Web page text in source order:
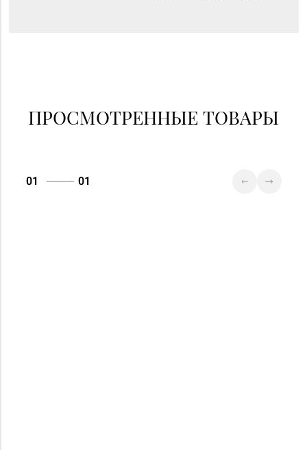
ПРОСМОТРЕННЫЕ ТОВАРЫ
01 01